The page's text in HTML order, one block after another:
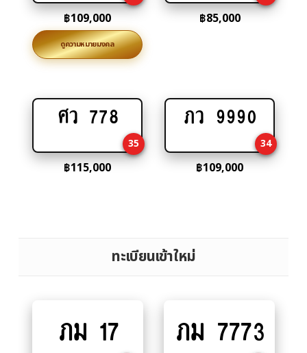
฿109,000
ดูความหมายมงคล
฿85,000
Add
cart
ศว 778
35
฿115,000
Add
cart
ภว 9990
34
฿109,000
ทะเบียนเข้าใหม่
ภม 17
to
ภม 7773